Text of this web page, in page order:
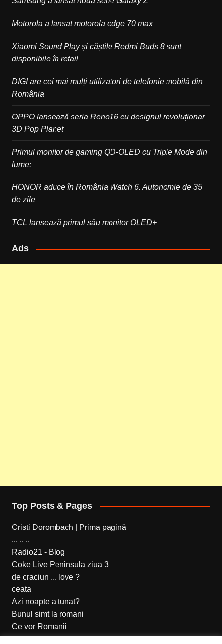
Motorola a lansat motorola edge 70 max
Xiaomi Sound Play și căștile Redmi Buds 8 sunt
disponibile în retail
DIGI are cei mai mulți utilizatori de telefonie mobilă din
România
OPPO lansează seria Reno16 cu designul revoluționar
3D Pop Planet
Primul monitor de gaming QD-OLED cu Triple Mode din
lume:
HONOR aduce în România Watch 6. Autonomie de 35
de zile
TCL lansează primul său monitor OLED+
Ads
Top Posts & Pages
Cristi Dorombach | Prima pagină
... .. ..
Radio21 - Blog
Coke Live Peninsula ziua 3
de craciun ... love ?
ceata
Azi noapte a tunat?
Bunul simt la romani
Ce vor Romanii
Setari internet Vodafone Live prepaid